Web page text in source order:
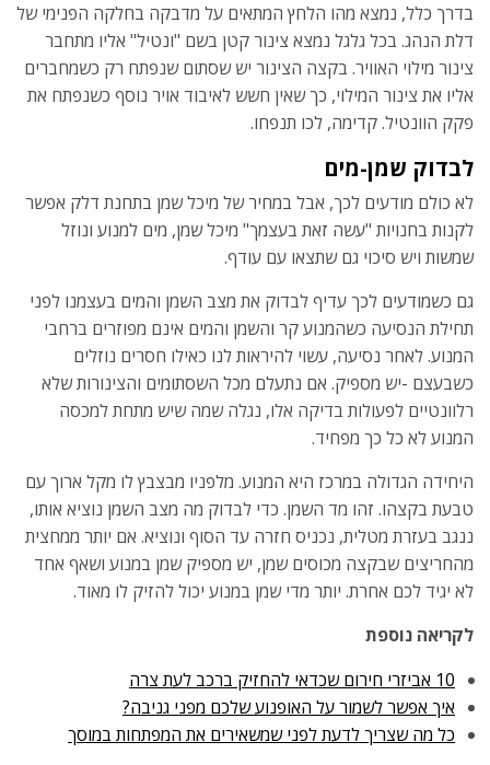
בדרך כלל, נמצא מהו הלחץ המתאים על מדבקה בחלקה הפנימי של
דלת הנהג. בכל גלגל נמצא צינור קטן בשם "ונטיל" אליו מתחבר
צינור מילוי האוויר. בקצה הצינור יש שסתום שנפתח רק כשמחברים
אליו את צינור המילוי, כך שאין חשש לאיבוד אויר נוסף כשנפתח את
פקק הוונטיל. קדימה, לכו תנפחו.
לבדוק שמן-מים
לא כולם מודעים לכך, אבל במחיר של מיכל שמן בתחנת דלק אפשר
לקנות בחנויות "עשה זאת בעצמך" מיכל שמן, מים למנוע ונוזל
שמשות ויש סיכוי גם שתצאו עם עודף.
גם כשמודעים לכך עדיף לבדוק את מצב השמן והמים בעצמנו לפני
תחילת הנסיעה כשהמנוע קר והשמן והמים אינם מפוזרים ברחבי
המנוע. לאחר נסיעה, עשוי להיראות לנו כאילו חסרים נוזלים
כשבעצם -יש מספיק. אם נתעלם מכל השסתומים והצינורות שלא
רלוונטיים לפעולות בדיקה אלו, נגלה שמה שיש מתחת למכסה
המנוע לא כל כך מפחיד.
היחידה הגדולה במרכז היא המנוע. מלפניו מבצבץ לו מקל ארוך עם
טבעת בקצהו. זהו מד השמן. כדי לבדוק מה מצב השמן נוציא אותו,
ננגב בעזרת מטלית, נכניס חזרה עד הסוף ונוציא. אם יותר ממחצית
מהחריצים שבקצה מכוסים שמן, יש מספיק שמן במנוע ושאף אחד
לא יגיד לכם אחרת. יותר מדי שמן במנוע יכול להזיק לו מאוד.
לקריאה נוספת
10 אביזרי חירום שכדאי להחזיק ברכב לעת צרה
איך אפשר לשמור על האופנוע שלכם מפני גניבה?
כל מה שצריך לדעת לפני שמשאירים את המפתחות במוסך